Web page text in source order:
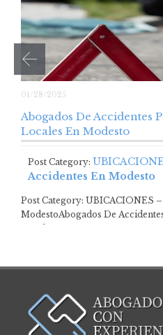
01/28/2025
Abogados De Accidentes
Locales En Modesto
Post Category:
Accidentes En Modesto
Post Category: UBICACIONES
ModestoAbogados De